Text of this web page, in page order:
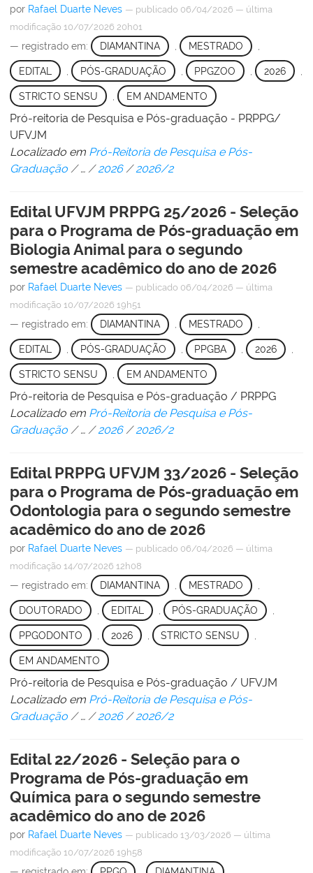
por Rafael Duarte Neves — publicado 06/04/2026 — última
modificação 10/07/2026 20h01
— registrado em: DIAMANTINA MESTRADO
EDITAL PÓS-GRADUAÇÃO PPGZOO , 2026
STRICTO SENSU EM ANDAMENTO
Pró-reitoria de Pesquisa e Pós-graduação - PRPPG/
UFVJM
Localizado em Pró-Reitoria de Pesquisa e Pós-
Graduação /… /2026 /2026/2
Edital UFVJM PRPPG 25/2026 - Seleção
para o Programa de Pós-graduação em
Biologia Animal para o segundo
semestre acadêmico do ano de 2026
por Rafael Duarte Neves — publicado 06/04/2026 — última
modificação 10/07/2026 19h51
— registrado em: DIAMANTINA , MESTRADO ,
EDITAL PÓS-GRADUAÇÃO PPGBA , 2026
STRICTO SENSU EM ANDAMENTO
Pró-reitoria de Pesquisa e Pós-graduação / PRPPG
Localizado em Pró-Reitoria de Pesquisa e Pós-
Graduação /… /2026 /2026/2
Edital PRPPG UFVJM 33/2026 - Seleção
para o Programa de Pós-graduação em
Odontologia para o segundo semestre
acadêmico do ano de 2026
por Rafael Duarte Neves — publicado 06/04/2026 — última
modificação 14/07/2026 12h08
— registrado em: DIAMANTINA , MESTRADO ,
DOUTORADO EDITAL PÓS-GRADUAÇÃO
PPGODONTO 2026 STRICTO SENSU
EM ANDAMENTO
Pró-reitoria de Pesquisa e Pós-graduação / UFVJM
Localizado em Pró-Reitoria de Pesquisa e Pós-
Graduação /… /2026 /2026/2
Edital 22/2026 - Seleção para o
Programa de Pós-graduação em
Química para o segundo semestre
acadêmico do ano de 2026
por Rafael Duarte Neves — publicado 13/03/2026 — última
modificação 10/07/2026 19h58